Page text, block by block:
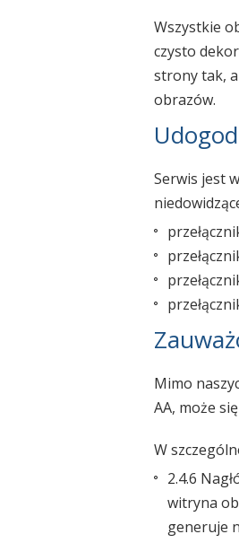
Wszystkie
czysto
strony tak,
obrazów.
Serwis jest
Mimo
AA, może
W
2.4.6
witryna
generuje